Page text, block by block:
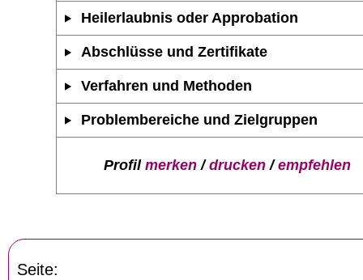
Heilerlaubnis oder Approbation
Abschlüsse und Zertifikate
Verfahren und Methoden
Problembereiche und Zielgruppen
Profil merken/drucken/empfehlen
Seite: